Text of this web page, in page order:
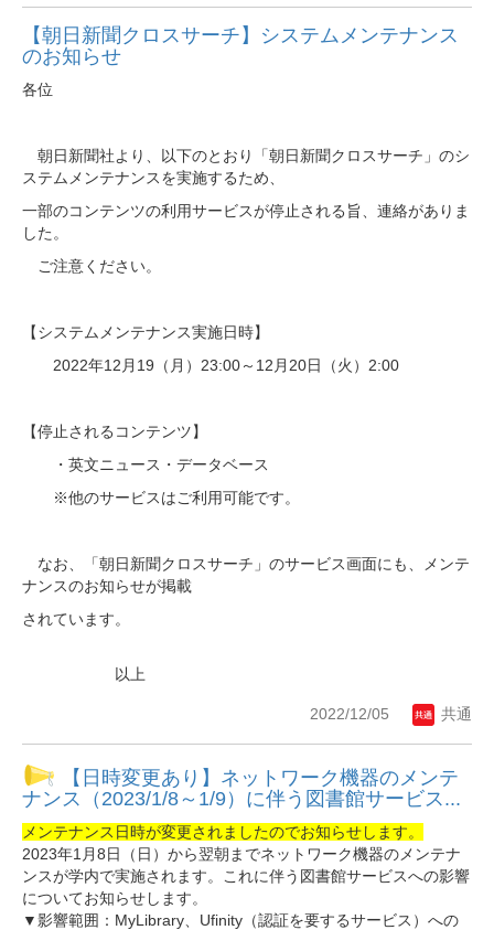
【朝日新聞クロスサーチ】システムメンテナンス
のお知らせ
各位
朝日新聞社より、以下のとおり「朝日新聞クロスサーチ」のシ
ステムメンテナンスを実施するため、
一部のコンテンツの利用サービスが停止される旨、連絡がありま
した。
ご注意ください。
【システムメンテナンス実施日時】
2022年12月19（月）23:00～12月20日（火）2:00
【停止されるコンテンツ】
・英文ニュース・データベース
※他のサービスはご利用可能です。
なお、「朝日新聞クロスサーチ」のサービス画面にも、メンテ
ナンスのお知らせが掲載
されています。
以上
2022/12/05 共通
【日時変更あり】ネットワーク機器のメンテ
ナンス（2023/1/8～1/9）に伴う図書館サービス...
メンテナンス日時が変更されましたのでお知らせします。
2023年1月8日（日）から翌朝までネットワーク機器のメンテナ
ンスが学内で実施されます。これに伴う図書館サービスへの影響
についてお知らせします。
▼影響範囲：MyLibrary、Ufinity（認証を要するサービス）への